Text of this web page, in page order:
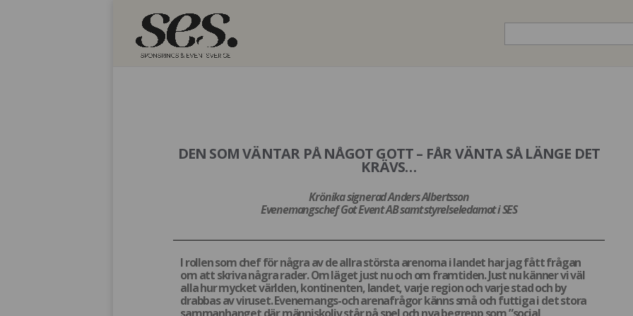
DEN SOM VÄNTAR PÅ NÅGOT GOTT – FÅR VÄNTA SÅ LÄNGE DET
KRÄVS…
Krönika signerad Anders Albertsson
Evenemangschef Got Event AB samt styrelseledamot i SES
I rollen som chef för några av de allra största arenorna i landet har jag fått frågan
om att skriva några rader. Om läget just nu och om framtiden. Just nu känner vi väl
alla hur mycket världen, kontinenten, landet, varje region och varje stad och by
drabbas av viruset. Evenemangs-och arenafrågor känns små och futtiga i det stora